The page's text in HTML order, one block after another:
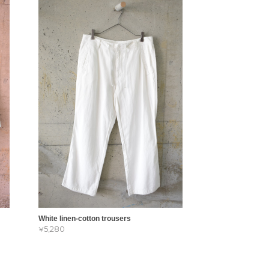
White linen-cotton trousers
¥5,280